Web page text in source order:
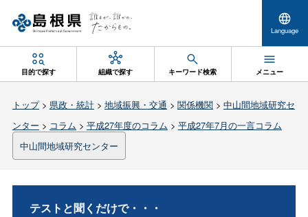
Language
目的で探す 組織で探す キーワード検索 メニュー
トップ> 県政・統計> 地域振興・交通 > 関係機関> 中山間地域研究セ
ンター > コラム > 平成27年度のコラム > 平成27年7月の一言コラム
中山間地域研究センター
テストと聞くだけで・・・